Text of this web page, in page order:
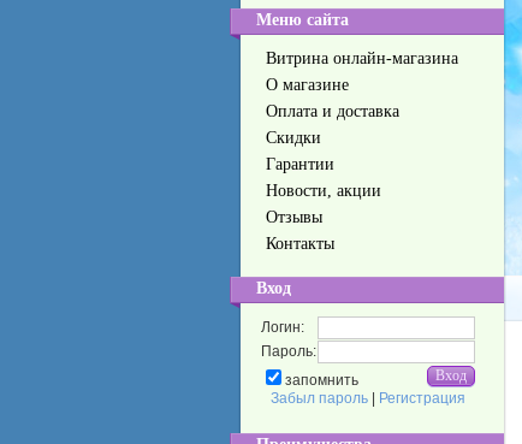
Меню сайта
Витрина онлайн-магазина
О магазине
Оплата и доставка
Скидки
Гарантии
Новости, акции
Отзывы
Контакты
Вход
Логин:
Пароль:
запомнить
Забыл пароль
Регистрация